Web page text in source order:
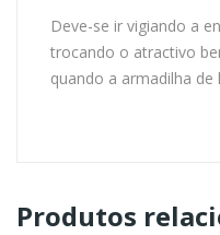
Deve-se ir vigiando a
trocando o atractivo
quando a armadilha de
Produtos